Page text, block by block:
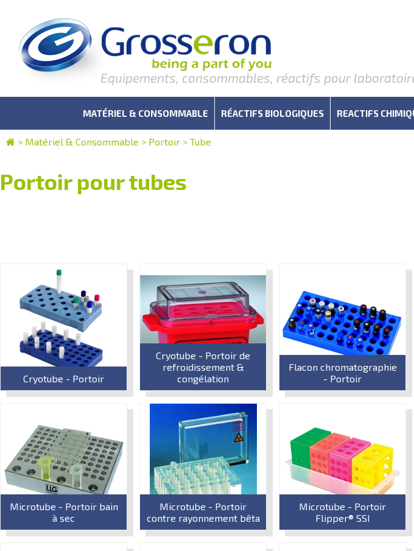
Equipements, consommables, réactifs pour
MATÉRIEL & CONSOMMABLE RÉACTIFS BIOLOGIQUES REACTIFS
> Matériel & Consommable > Portoir > Tube
Portoir pour tubes
Cryotube - Portoir
Cryotube - Portoir de
refroidissement &
congélation
Flacon chromatographie
- Portoir
Microtube - Portoir bain
à sec
Microtube - Portoir
contre rayonnement bêta
Microtube - Portoir
Flipper® SSI